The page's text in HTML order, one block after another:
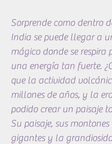
Sorprende como dentro
India se puede llegar a
mágico donde se respira
una energía tan fuerte.
que la actividad
millones de años, y la
podido crear un paisaje
Su paisaje, sus
gigantes y la